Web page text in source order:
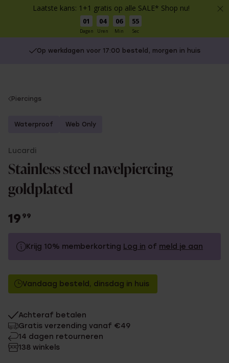
Laatste kans: 1+1 gratis op alle SALE* Shop nu!
01
Dagen
04
Uren
06
Min
55
Sec
Op werkdagen voor 17:00 besteld, morgen in huis
You
here:
Piercings
Waterproof Web Only
Lucardi
Stainless steel navelpiercing
goldplated
19 99
Krijg 10% memberkorting Log in of meld je aan
Zonder memberkorting
Met memberkorting
Vandaag besteld, dinsdag in huis
Achteraf betalen
Gratis verzending vanaf €49
14 dagen retourneren
138 winkels